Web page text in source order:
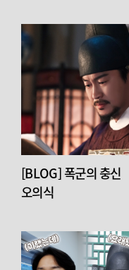
[BLOG] 폭군의 충신
오의식